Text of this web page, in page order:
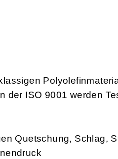
der ISO 9001 werden
Quetschung, Schlag,